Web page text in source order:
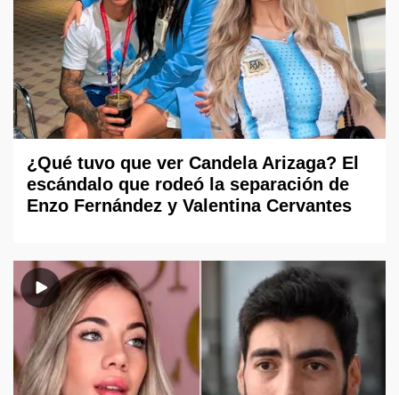
¿Qué tuvo que ver Candela Arizaga? El
escándalo que rodeó la separación de
Enzo Fernández y Valentina Cervantes